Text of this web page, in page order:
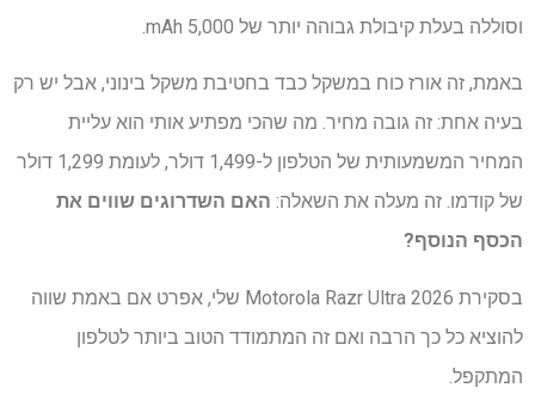
וסוללה בעלת קיבולת גבוהה יותר של 5,000 mAh.
באמת, זה אורז כוח במשקל כבד בחטיבת משקל בינוני, אבל יש רק
בעיה אחת: זה גובה מחיר. מה שהכי מפתיע אותי הוא עליית
המחיר המשמעותית של הטלפון ל-1,499 דולר, לעומת 1,299 דולר
של קודמו. זה מעלה את השאלה:האם השדרוגים שווים את
הכסף הנוסף?
בסקירת Motorola Razr Ultra 2026 שלי, אפרט אם באמת שווה
להוציא כל כך הרבה ואם זה המתמודד הטוב ביותר לטלפון
המתקפל.